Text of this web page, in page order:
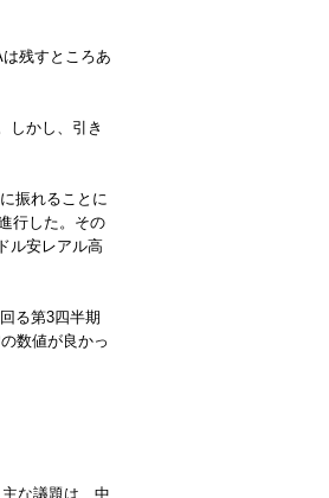
残すところあ
しかし、引き
振れることに
行した。その
ル安レアル高
る第3四半期
数値が良かっ
な議題は、中